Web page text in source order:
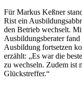
Für Markus Keßner
Rist ein
den Betrieb wechselt.
Ausbildungsberater
Ausbildung fortsetzen
erzählt: „Es war die
zu wechseln. Zudem ist
Glückstreffer.“